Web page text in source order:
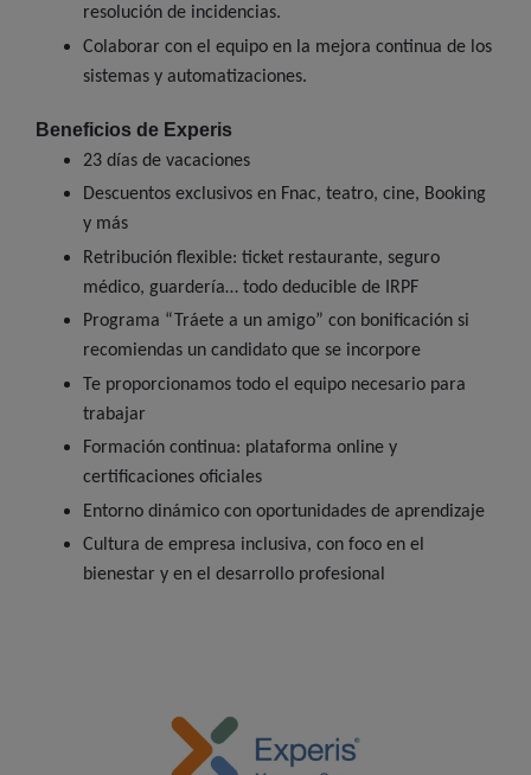
resolución de incidencias.
Colaborar con el equipo en la mejora continua de los
sistemas y automatizaciones.
Beneficios de Experis
23 días de vacaciones
Descuentos exclusivos en Fnac, teatro, cine, Booking
y más
Retribución flexible: ticket restaurante, seguro
médico, guardería… todo deducible de IRPF
Programa “Tráete a un amigo” con bonificación si
recomiendas un candidato que se incorpore
Te proporcionamos todo el equipo necesario para
trabajar
Formación continua: plataforma online y
certificaciones oficiales
Entorno dinámico con oportunidades de aprendizaje
Cultura de empresa inclusiva, con foco en el
bienestar y en el desarrollo profesional